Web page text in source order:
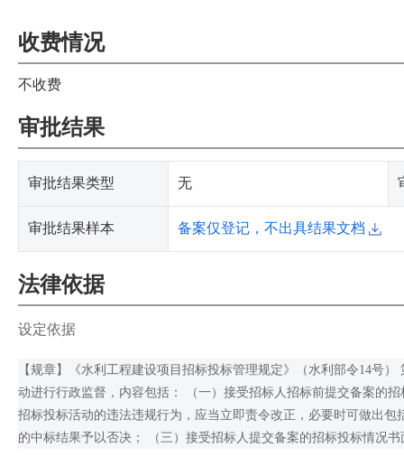
收费情况
不收费
审批结果
审批结果类型 无
审批结果样本 备案仅登记，不出具结果文档
法律依据
设定依据
【规章】《水利工程建设项目招标投标管理规定》（水利部令14号
动进行行政监督，内容包括： （一）接受招标人招标前提交备案的
招标投标活动的违法违规行为，应当立即责令改正，必要时可做出
的中标结果予以否决； （三）接受招标人提交备案的招标投标情况